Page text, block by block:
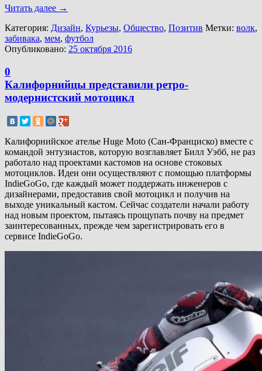
Читать далее →
Категория: Дизайн, Курьезы, Общество, Позитив Метки: волк,
забивака, мем, футбол
Опубликовано: 25 октября 2016
0
Калифорнийцы представили ретро-
модернистский мотоцикл
Калифорнийское ателье Huge Moto (Сан-Франциско) вместе с
командой энтузиастов, которую возглавляет Билл Уэбб, не раз
работало над проектами кастомов на основе стоковых
мотоциклов. Идеи они осуществляют с помощью платформы
IndieGoGo, где каждый может поддержать инженеров с
дизайнерами, предоставив свой мотоцикл и получив на
выходе уникальный кастом. Сейчас создатели начали работу
над новым проектом, пытаясь прощупать почву на предмет
заинтересованных, прежде чем зарегистрировать его в
сервисе IndieGoGo.